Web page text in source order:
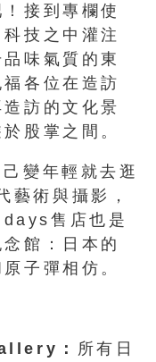
接到專欄使
技之中灌注
味氣質的東
各位在造訪
訪的文化景
股掌之間。
變年輕就去逛
術與攝影，
售店也是
館：日本的
子彈相仿。
：
所有日